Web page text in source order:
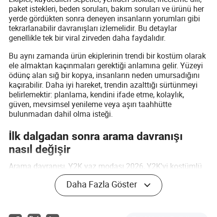
paket istekleri, beden soruları, bakım soruları ve ürünü her
yerde gördükten sonra deneyen insanların yorumları gibi
tekrarlanabilir davranışları izlemelidir. Bu detaylar
genellikle tek bir viral zirveden daha faydalıdır.
Bu aynı zamanda ürün ekiplerinin trendi bir kostüm olarak
ele almaktan kaçınmaları gerektiği anlamına gelir. Yüzeyi
ödünç alan sığ bir kopya, insanların neden umursadığını
kaçırabilir. Daha iyi hareket, trendin azalttığı sürtünmeyi
belirlemektir: planlama, kendini ifade etme, kolaylık,
güven, mevsimsel yenileme veya aşırı taahhütte
bulunmadan dahil olma isteği.
İlk dalgadan sonra arama davranışı
nasıl değişir
Arama davranışı, Y2K yaz modası 2026, Y2K'yi kostümlü
görünmeden nasıl giyilir, dolgu topuklu sandalet trendi, tığ
işi kafatası şapka kıyafeti, akuamarin çekirdek ve
katmanlı üstler yaz kıyafeti gibi uzun kuyruklu sorguları
Daha Fazla Göster